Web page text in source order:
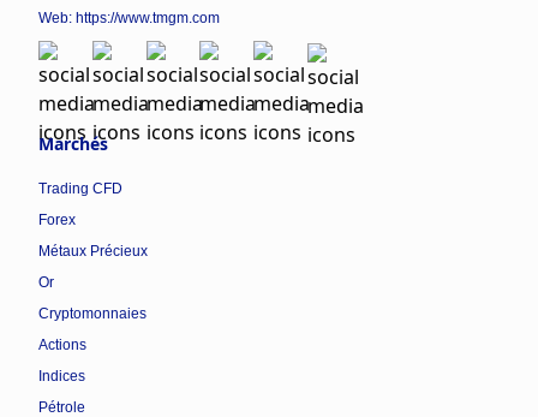
Web: https://www.tmgm.com
Marchés
Trading CFD
Forex
Métaux Précieux
Or
Cryptomonnaies
Actions
Indices
Pétrole